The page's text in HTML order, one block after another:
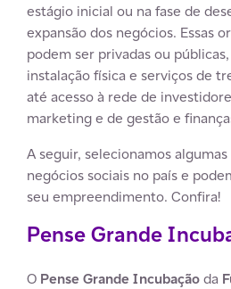
estágio inicial ou na fase de
expansão dos negócios. Essas
podem ser privadas ou
instalação física e serviços de
até acesso à rede de
marketing e de gestão e
A seguir, selecionamos
negócios sociais no país e
seu empreendimento. Confira!
Pense Grande
O Pense Grande Incubaçãoda